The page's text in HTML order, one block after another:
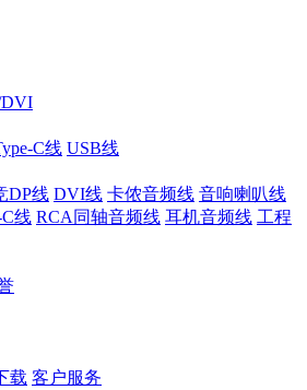
DVI
C线 USB线
DP线 DVI线 卡侬音频线 音响喇叭线
C线 RCA同轴音频线 耳机音频线 工程
载 客户服务